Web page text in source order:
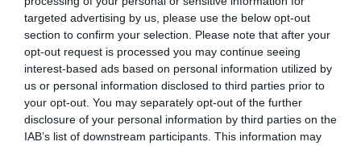
targeted advertising by us, please use the below opt-out
section to confirm your selection. Please note that after your
opt-out request is processed you may continue seeing
interest-based ads based on personal information utilized by
us or personal information disclosed to third parties prior to
your opt-out. You may separately opt-out of the further
disclosure of your personal information by third parties on the
IAB’s list of downstream participants. This information may
Un pilote d'EZY a commenté :
16 mai 2013 - 14 h 26 min
Les ne sont pas morts mais l’enquête devrait les achever
comme c’est toujours le cas.
RÉPONDRE